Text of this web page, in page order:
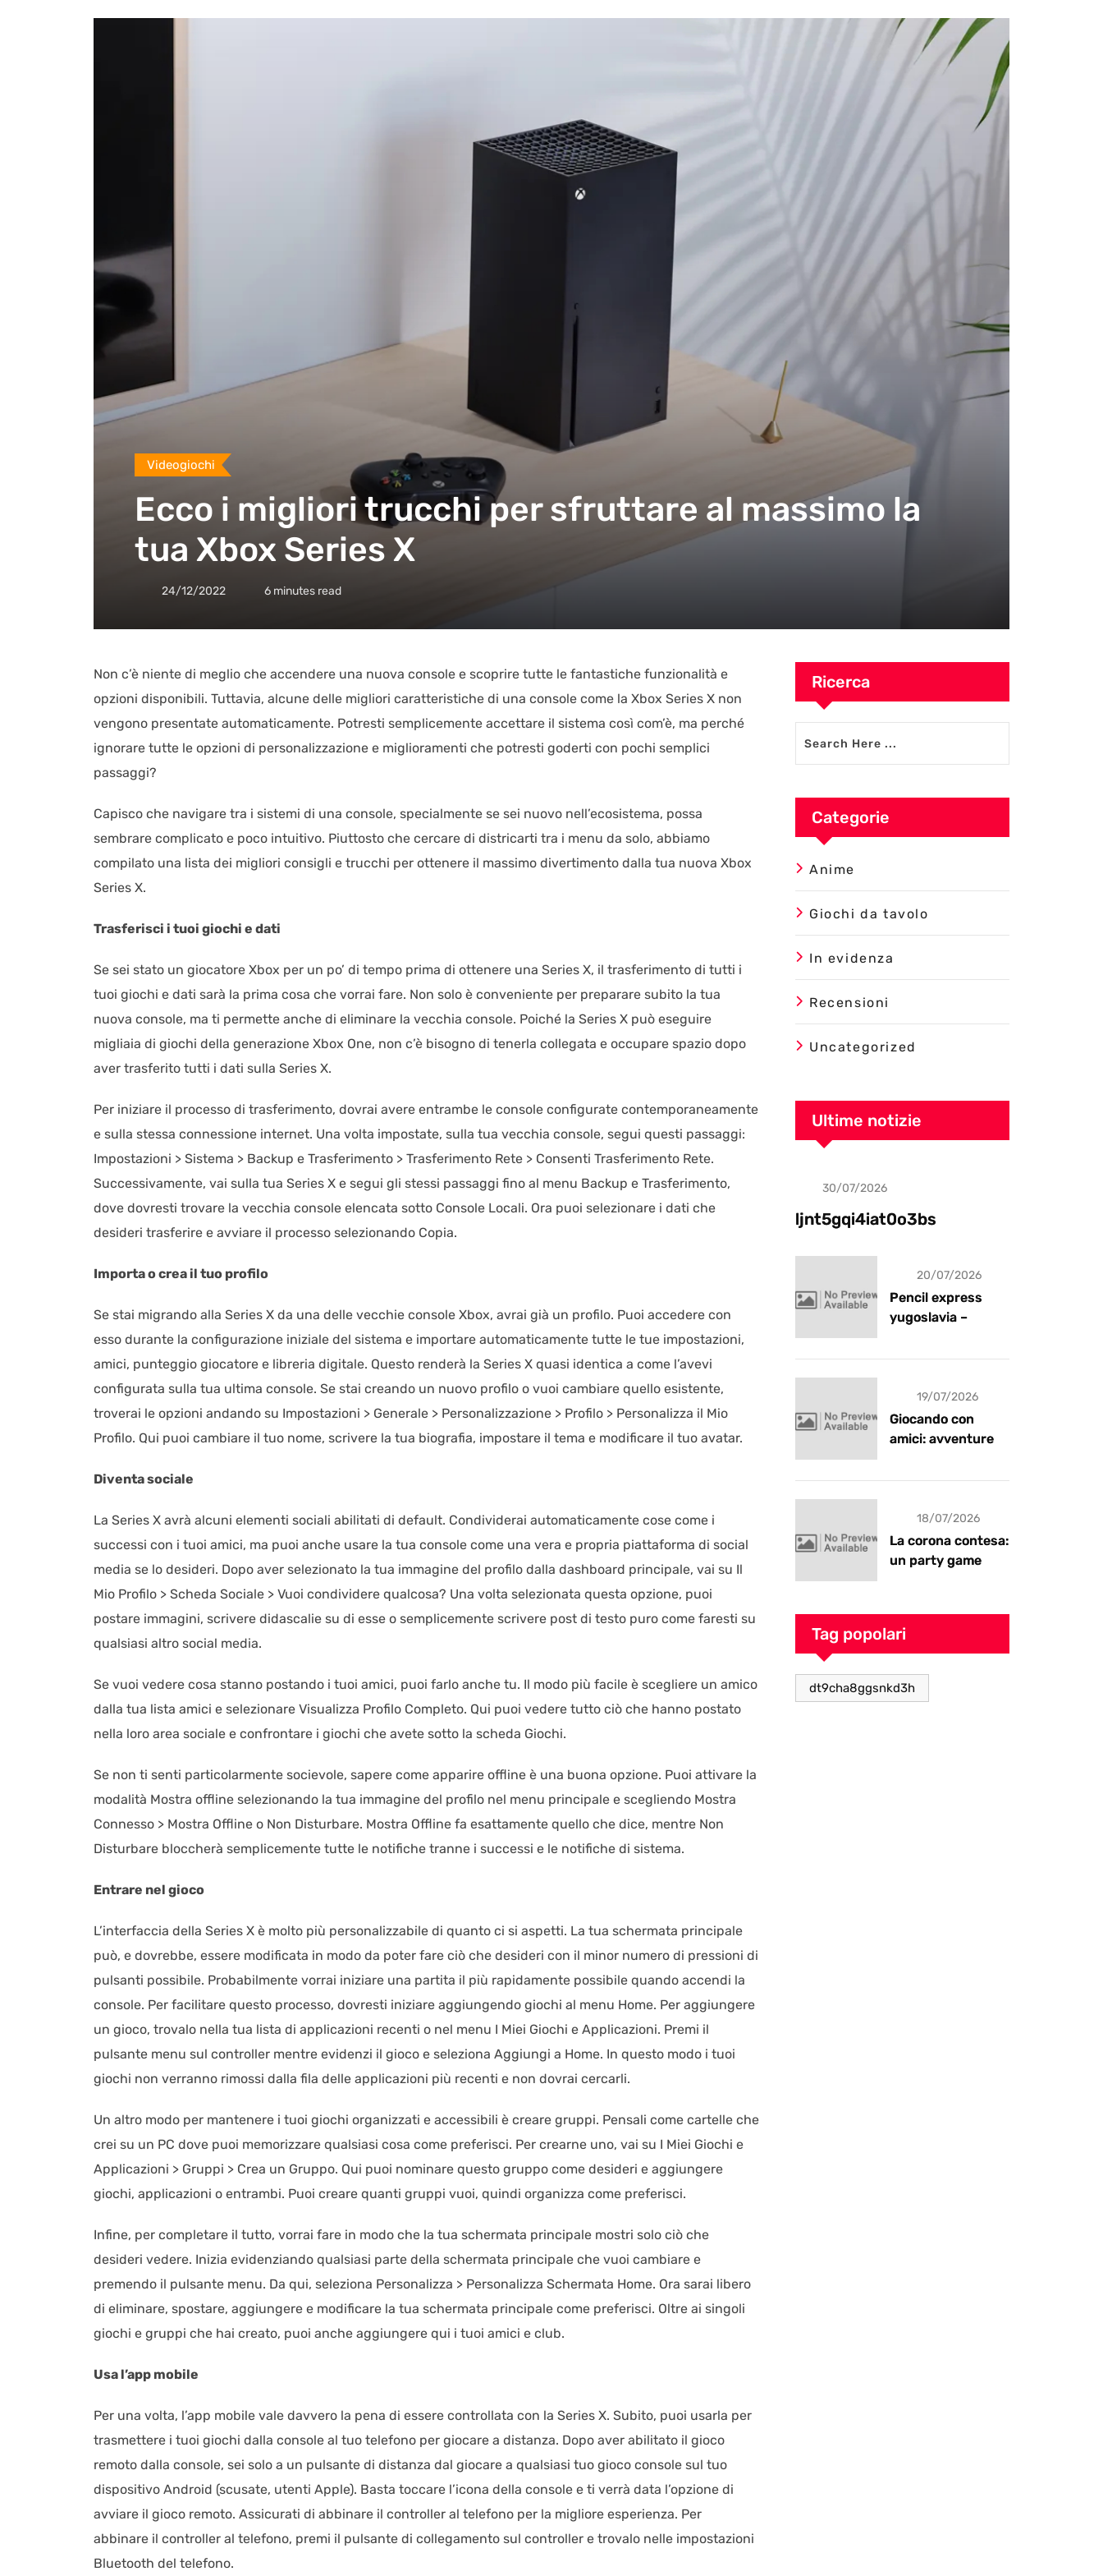
Videogiochi
Ecco i migliori trucchi per sfruttare al massimo la
tua Xbox Series X
24/12/2022 6 minutes read
Non c’è niente di meglio che accendere una nuova console e scoprire tutte le fantastiche funzionalità e
opzioni disponibili. Tuttavia, alcune delle migliori caratteristiche di una console come la Xbox Series X non
vengono presentate automaticamente. Potresti semplicemente accettare il sistema così com’è, ma perché
ignorare tutte le opzioni di personalizzazione e miglioramenti che potresti goderti con pochi semplici
passaggi?
Capisco che navigare tra i sistemi di una console, specialmente se sei nuovo nell’ecosistema, possa
sembrare complicato e poco intuitivo. Piuttosto che cercare di districarti tra i menu da solo, abbiamo
compilato una lista dei migliori consigli e trucchi per ottenere il massimo divertimento dalla tua nuova Xbox
Series X.
Trasferisci i tuoi giochi e dati
Se sei stato un giocatore Xbox per un po’ di tempo prima di ottenere una Series X, il trasferimento di tutti i
tuoi giochi e dati sarà la prima cosa che vorrai fare. Non solo è conveniente per preparare subito la tua
nuova console, ma ti permette anche di eliminare la vecchia console. Poiché la Series X può eseguire
migliaia di giochi della generazione Xbox One, non c’è bisogno di tenerla collegata e occupare spazio dopo
aver trasferito tutti i dati sulla Series X.
Per iniziare il processo di trasferimento, dovrai avere entrambe le console configurate contemporaneamente
e sulla stessa connessione internet. Una volta impostate, sulla tua vecchia console, segui questi passaggi:
Impostazioni > Sistema > Backup e Trasferimento > Trasferimento Rete > Consenti Trasferimento Rete.
Successivamente, vai sulla tua Series X e segui gli stessi passaggi fino al menu Backup e Trasferimento,
dove dovresti trovare la vecchia console elencata sotto Console Locali. Ora puoi selezionare i dati che
desideri trasferire e avviare il processo selezionando Copia.
Importa o crea il tuo profilo
Se stai migrando alla Series X da una delle vecchie console Xbox, avrai già un profilo. Puoi accedere con
esso durante la configurazione iniziale del sistema e importare automaticamente tutte le tue impostazioni,
amici, punteggio giocatore e libreria digitale. Questo renderà la Series X quasi identica a come l’avevi
configurata sulla tua ultima console. Se stai creando un nuovo profilo o vuoi cambiare quello esistente,
troverai le opzioni andando su Impostazioni > Generale > Personalizzazione > Profilo > Personalizza il Mio
Profilo. Qui puoi cambiare il tuo nome, scrivere la tua biografia, impostare il tema e modificare il tuo avatar.
Diventa sociale
La Series X avrà alcuni elementi sociali abilitati di default. Condividerai automaticamente cose come i
successi con i tuoi amici, ma puoi anche usare la tua console come una vera e propria piattaforma di social
media se lo desideri. Dopo aver selezionato la tua immagine del profilo dalla dashboard principale, vai su Il
Mio Profilo > Scheda Sociale > Vuoi condividere qualcosa? Una volta selezionata questa opzione, puoi
postare immagini, scrivere didascalie su di esse o semplicemente scrivere post di testo puro come faresti su
qualsiasi altro social media.
Se vuoi vedere cosa stanno postando i tuoi amici, puoi farlo anche tu. Il modo più facile è scegliere un amico
dalla tua lista amici e selezionare Visualizza Profilo Completo. Qui puoi vedere tutto ciò che hanno postato
nella loro area sociale e confrontare i giochi che avete sotto la scheda Giochi.
Se non ti senti particolarmente socievole, sapere come apparire offline è una buona opzione. Puoi attivare la
modalità Mostra offline selezionando la tua immagine del profilo nel menu principale e scegliendo Mostra
Connesso > Mostra Offline o Non Disturbare. Mostra Offline fa esattamente quello che dice, mentre Non
Disturbare bloccherà semplicemente tutte le notifiche tranne i successi e le notifiche di sistema.
Entrare nel gioco
L’interfaccia della Series X è molto più personalizzabile di quanto ci si aspetti. La tua schermata principale
può, e dovrebbe, essere modificata in modo da poter fare ciò che desideri con il minor numero di pressioni di
pulsanti possibile. Probabilmente vorrai iniziare una partita il più rapidamente possibile quando accendi la
console. Per facilitare questo processo, dovresti iniziare aggiungendo giochi al menu Home. Per aggiungere
un gioco, trovalo nella tua lista di applicazioni recenti o nel menu I Miei Giochi e Applicazioni. Premi il
pulsante menu sul controller mentre evidenzi il gioco e seleziona Aggiungi a Home. In questo modo i tuoi
giochi non verranno rimossi dalla fila delle applicazioni più recenti e non dovrai cercarli.
Un altro modo per mantenere i tuoi giochi organizzati e accessibili è creare gruppi. Pensali come cartelle che
crei su un PC dove puoi memorizzare qualsiasi cosa come preferisci. Per crearne uno, vai su I Miei Giochi e
Applicazioni > Gruppi > Crea un Gruppo. Qui puoi nominare questo gruppo come desideri e aggiungere
giochi, applicazioni o entrambi. Puoi creare quanti gruppi vuoi, quindi organizza come preferisci.
Infine, per completare il tutto, vorrai fare in modo che la tua schermata principale mostri solo ciò che
desideri vedere. Inizia evidenziando qualsiasi parte della schermata principale che vuoi cambiare e
premendo il pulsante menu. Da qui, seleziona Personalizza > Personalizza Schermata Home. Ora sarai libero
di eliminare, spostare, aggiungere e modificare la tua schermata principale come preferisci. Oltre ai singoli
giochi e gruppi che hai creato, puoi anche aggiungere qui i tuoi amici e club.
Usa l’app mobile
Per una volta, l’app mobile vale davvero la pena di essere controllata con la Series X. Subito, puoi usarla per
trasmettere i tuoi giochi dalla console al tuo telefono per giocare a distanza. Dopo aver abilitato il gioco
remoto dalla console, sei solo a un pulsante di distanza dal giocare a qualsiasi tuo gioco console sul tuo
dispositivo Android (scusate, utenti Apple). Basta toccare l’icona della console e ti verrà data l’opzione di
avviare il gioco remoto. Assicurati di abbinare il controller al telefono per la migliore esperienza. Per
abbinare il controller al telefono, premi il pulsante di collegamento sul controller e trovalo nelle impostazioni
Bluetooth del telefono.
Ricerca
Categorie
Anime
Giochi da tavolo
In evidenza
Recensioni
Uncategorized
Ultime notizie
Uncategorized
30/07/2026
ljnt5gqi4iat0o3bs
20/07/2026
Pencil express
yugoslavia –
19/07/2026
Giocando con
amici: avventure e
18/07/2026
La corona contesa:
un party game
Tag popolari
dt9cha8ggsnkd3h